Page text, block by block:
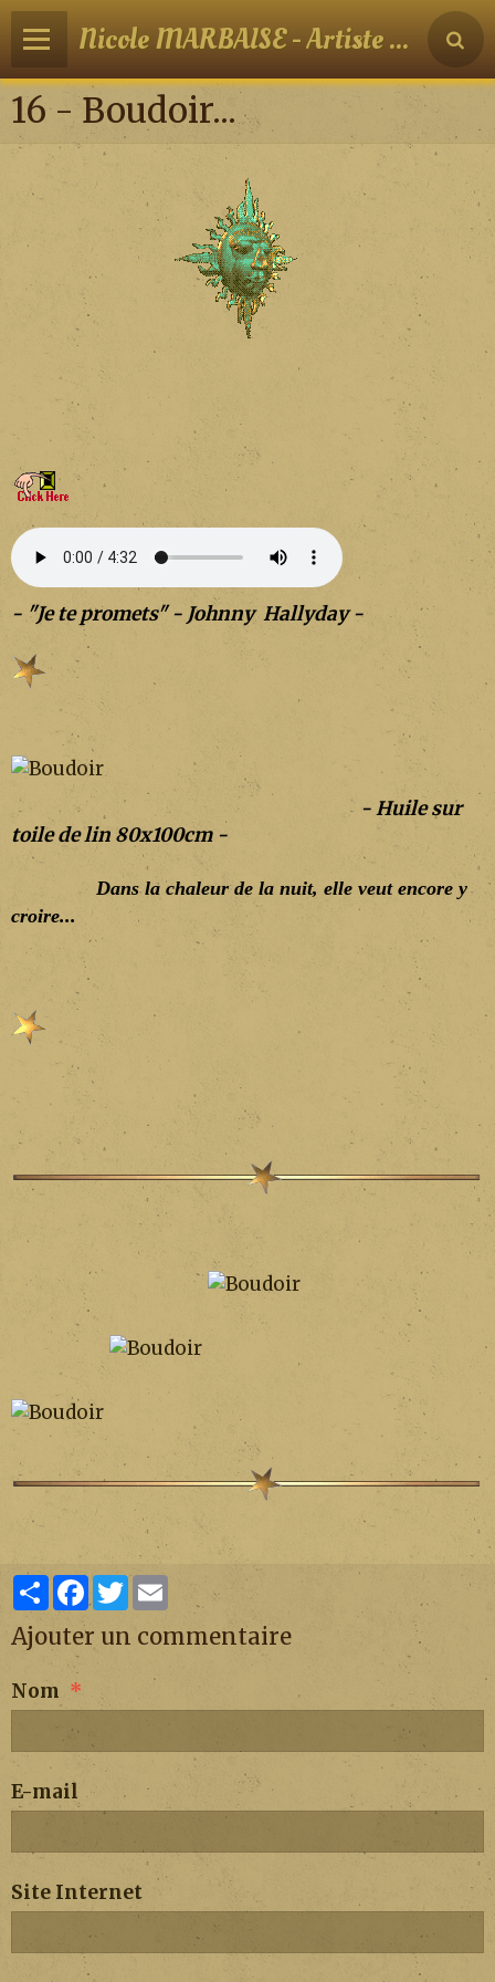
Nicole MARBAISE - Artiste peintre
16 - Boudoir...
- "Je te promets" - Johnny Hallyday -
- Huile sur
toile de lin 80x100cm -
Dans la chaleur de la nuit, elle veut encore y
croire...
PartagerFacebook
Twitter
Ajouter un commentaire
Nom
E-mail
Site Internet